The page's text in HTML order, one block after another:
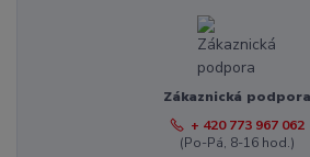
Zákaznická podpora
+ 420 773 967 062
(Po-Pá, 8-16 hod.)